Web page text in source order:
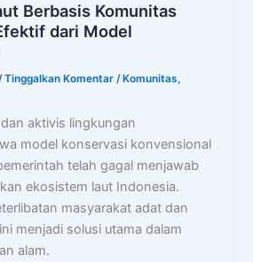
Berbasis Komunitas
dari Model
Tinggalkan Komentar / Komunitas,
aktivis lingkungan
model konservasi konvensional
telah gagal menjawab
ekosistem laut Indonesia.
masyarakat adat dan
menjadi solusi utama dalam
alam.